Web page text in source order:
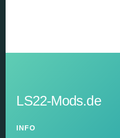
LS22-Mods.de
INFO